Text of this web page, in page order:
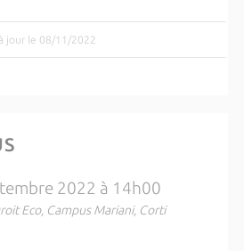
jour le 08/11/2022
2022 à 14h00
Eco, Campus Mariani, Corti